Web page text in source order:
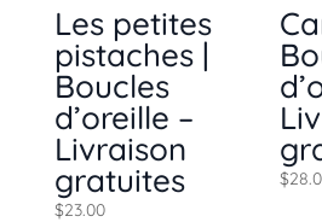
Les petites
pistaches |
Boucles
d’oreille –
Livraison
gratuites
$23.00
$